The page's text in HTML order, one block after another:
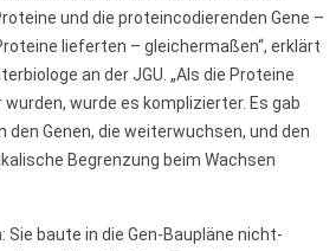
und die proteincodierenden Gene –
lieferten – gleichermaßen“, erklärt
an der JGU. „Als die Proteine
wurde es komplizierter. Es gab
den Genen, die weiterwuchsen, und den
Begrenzung beim Wachsen
Sie baute in die Gen-Baupläne nicht-